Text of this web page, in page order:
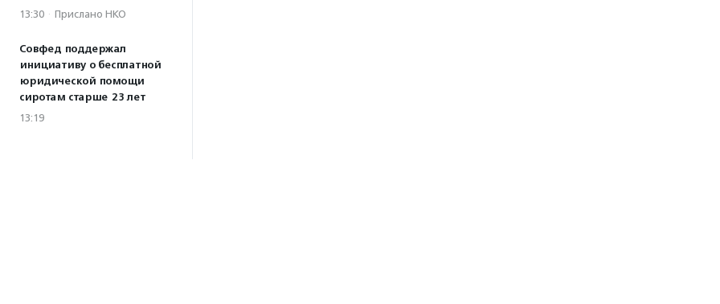
13:30 · Прислано НКО
Совфед поддержал
инициативу о бесплатной
юридической помощи
сиротам старше 23 лет
13:19